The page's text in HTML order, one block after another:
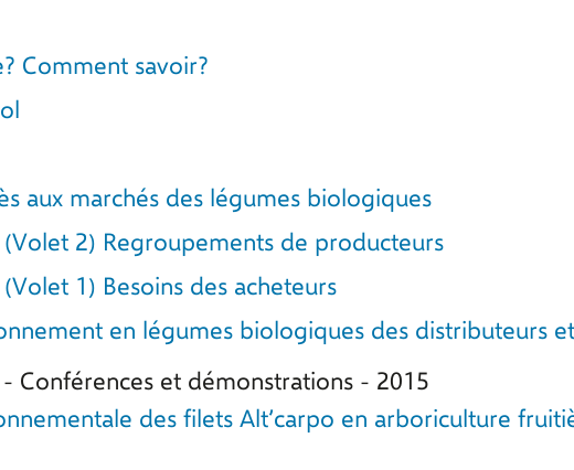
Comment savoir?
aux marchés des légumes biologiques
2) Regroupements de producteurs
1) Besoins des acheteurs
en légumes biologiques des distributeurs
Conférences et démonstrations - 2015
des filets Alt’carpo en arboriculture